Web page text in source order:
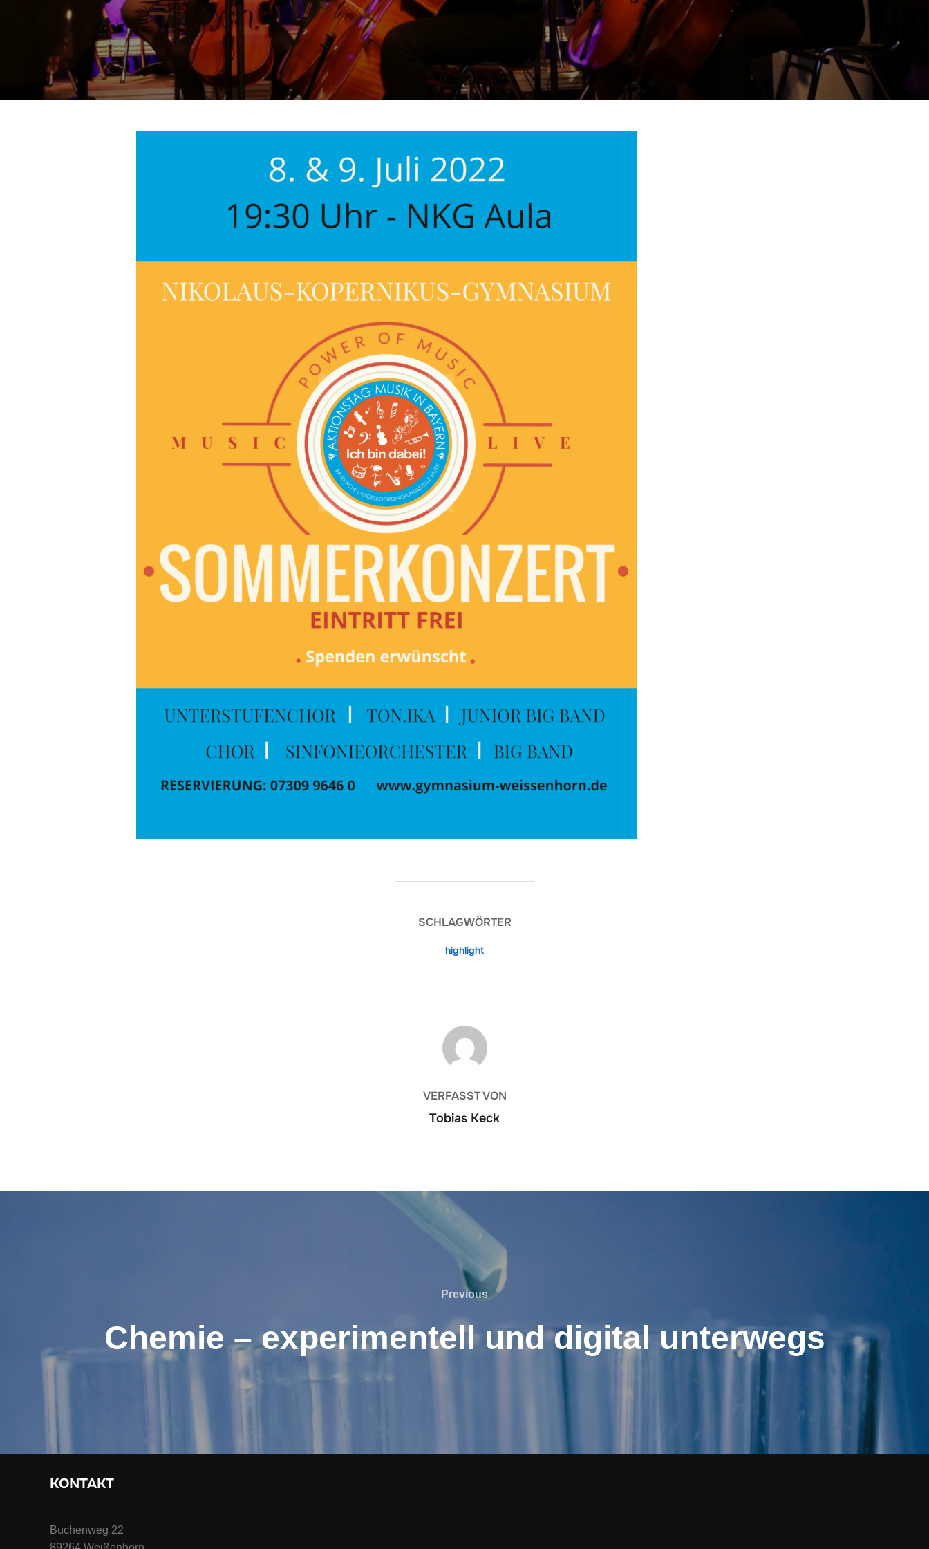
SCHLAGWÖRTER
highlight
BEITRAGSAUTOR
VERFASST VON
Tobias Keck
Previous
Previous
Chemie – experimentell und digital unterwegs
KONTAKT
Buchenweg 22